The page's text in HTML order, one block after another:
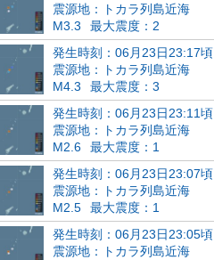
震源地：トカラ列島近海
M3.3
最大震度：2
発生時刻：06月23日23:17頃
震源地：トカラ列島近海
M4.3
最大震度：3
発生時刻：06月23日23:11頃
震源地：トカラ列島近海
M2.6
最大震度：1
発生時刻：06月23日23:07頃
震源地：トカラ列島近海
M2.5
最大震度：1
発生時刻：06月23日23:05頃
震源地：トカラ列島近海